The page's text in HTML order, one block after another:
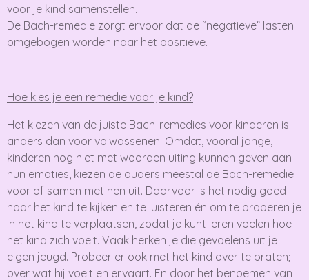
voor je kind samenstellen.
De Bach-remedie zorgt ervoor dat de “negatieve” lasten
omgebogen worden naar het positieve.
Hoe kies je een remedie voor je kind?
Het kiezen van de juiste Bach-remedies voor kinderen is
anders dan voor volwassenen. Omdat, vooral jonge,
kinderen nog niet met woorden uiting kunnen geven aan
hun emoties, kiezen de ouders meestal de Bach-remedie
voor of samen met hen uit. Daarvoor is het nodig goed
naar het kind te kijken en te luisteren én om te proberen je
in het kind te verplaatsen, zodat je kunt leren voelen hoe
het kind zich voelt. Vaak herken je die gevoelens uit je
eigen jeugd. Probeer er ook met het kind over te praten;
over wat hij voelt en ervaart. En door het benoemen van